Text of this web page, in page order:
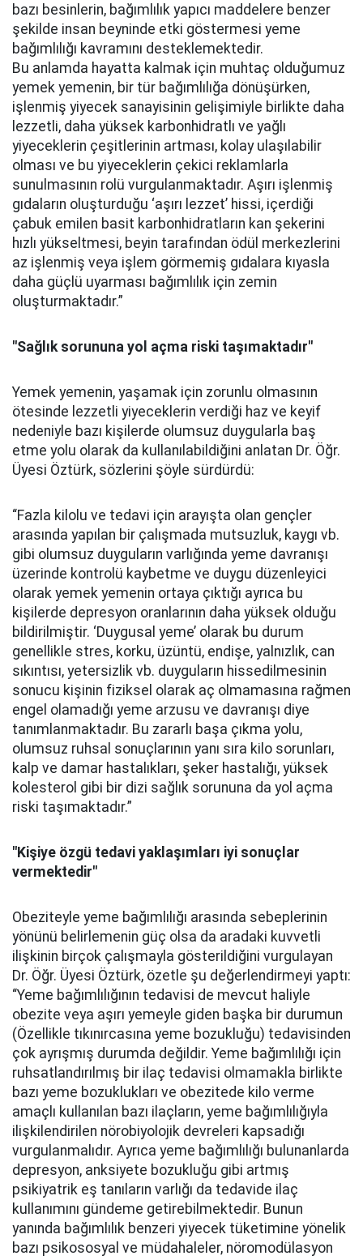
bazı besinlerin, bağımlılık yapıcı maddelere benzer
şekilde insan beyninde etki göstermesi yeme
bağımlılığı kavramını desteklemektedir.
Bu anlamda hayatta kalmak için muhtaç olduğumuz
yemek yemenin, bir tür bağımlılığa dönüşürken,
işlenmiş yiyecek sanayisinin gelişimiyle birlikte daha
lezzetli, daha yüksek karbonhidratlı ve yağlı
yiyeceklerin çeşitlerinin artması, kolay ulaşılabilir
olması ve bu yiyeceklerin çekici reklamlarla
sunulmasının rolü vurgulanmaktadır. Aşırı işlenmiş
gıdaların oluşturduğu ‘aşırı lezzet’ hissi, içerdiği
çabuk emilen basit karbonhidratların kan şekerini
hızlı yükseltmesi, beyin tarafından ödül merkezlerini
az işlenmiş veya işlem görmemiş gıdalara kıyasla
daha güçlü uyarması bağımlılık için zemin
oluşturmaktadır.”
"Sağlık sorununa yol açma riski taşımaktadır"
Yemek yemenin, yaşamak için zorunlu olmasının
ötesinde lezzetli yiyeceklerin verdiği haz ve keyif
nedeniyle bazı kişilerde olumsuz duygularla baş
etme yolu olarak da kullanılabildiğini anlatan Dr. Öğr.
Üyesi Öztürk, sözlerini şöyle sürdürdü:
“Fazla kilolu ve tedavi için arayışta olan gençler
arasında yapılan bir çalışmada mutsuzluk, kaygı vb.
gibi olumsuz duyguların varlığında yeme davranışı
üzerinde kontrolü kaybetme ve duygu düzenleyici
olarak yemek yemenin ortaya çıktığı ayrıca bu
kişilerde depresyon oranlarının daha yüksek olduğu
bildirilmiştir. ‘Duygusal yeme’ olarak bu durum
genellikle stres, korku, üzüntü, endişe, yalnızlık, can
sıkıntısı, yetersizlik vb. duyguların hissedilmesinin
sonucu kişinin fiziksel olarak aç olmamasına rağmen
engel olamadığı yeme arzusu ve davranışı diye
tanımlanmaktadır. Bu zararlı başa çıkma yolu,
olumsuz ruhsal sonuçlarının yanı sıra kilo sorunları,
kalp ve damar hastalıkları, şeker hastalığı, yüksek
kolesterol gibi bir dizi sağlık sorununa da yol açma
riski taşımaktadır.”
"Kişiye özgü tedavi yaklaşımları iyi sonuçlar
vermektedir"
Obeziteyle yeme bağımlılığı arasında sebeplerinin
yönünü belirlemenin güç olsa da aradaki kuvvetli
ilişkinin birçok çalışmayla gösterildiğini vurgulayan
Dr. Öğr. Üyesi Öztürk, özetle şu değerlendirmeyi yaptı:
“Yeme bağımlılığının tedavisi de mevcut haliyle
obezite veya aşırı yemeyle giden başka bir durumun
(Özellikle tıkınırcasına yeme bozukluğu) tedavisinden
çok ayrışmış durumda değildir. Yeme bağımlılığı için
ruhsatlandırılmış bir ilaç tedavisi olmamakla birlikte
bazı yeme bozuklukları ve obezitede kilo verme
amaçlı kullanılan bazı ilaçların, yeme bağımlılığıyla
ilişkilendirilen nörobiyolojik devreleri kapsadığı
vurgulanmalıdır. Ayrıca yeme bağımlılığı bulunanlarda
depresyon, anksiyete bozukluğu gibi artmış
psikiyatrik eş tanıların varlığı da tedavide ilaç
kullanımını gündeme getirebilmektedir. Bunun
yanında bağımlılık benzeri yiyecek tüketimine yönelik
bazı psikososyal ve müdahaleler, nöromodülasyon